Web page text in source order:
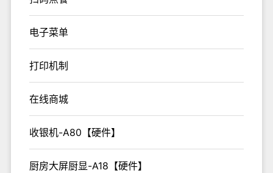
电子菜单
打印机制
在线商城
收银机-A80【硬件】
厨房大屏厨显-A18【硬件】